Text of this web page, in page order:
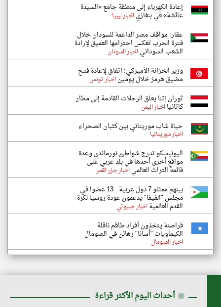
إعادة الكهرباء إلى منطقة جامع «السيدة
عائشة» في بنغازياخبار ليبيا
عقار: مواقف مصر الداعمة للسودان خلال
فترة الحرب تعكس احترامها العميق لإرادة
الشعب السودانياخبار السودان
وزير الخزانة الأميركي: اتفاق لإعادة فتح
مضيق هرمز خلال يوميناخبار تونس
ثوران إتنا يعلق الرحلات القادمة إلى مطار
كاتانيااخبار اليمن
حياة شاب موريتاني بين كثبان الصحراء
اخبار موريتانيا
اليونيسكو تدرج شواطئ نورماندي وعدة
مواقع أخرى أحدها في بلد عربي على
قائمة التراث العالمياخبار جزر القمر
بينهم ممثلو 7 دول عربية.. 13 عضوا في
مجلس "الفيفا" يدعمون عودة روسيا لكرة
القدم العالميةاخبار جيبوتي
قراصنة يتخذون أفراد طاقم ناقلة
الكيماويات "أسانا" رهائن في الصومال
اخبار الصومال
◉ أحداث اليوم الأكثر قراءة